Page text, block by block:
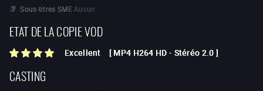
Sous-titres SME Aucun
ETAT DE LA COPIE VOD
Excellent [ MP4 H264 HD - Stéréo 2.0 ]
CASTING